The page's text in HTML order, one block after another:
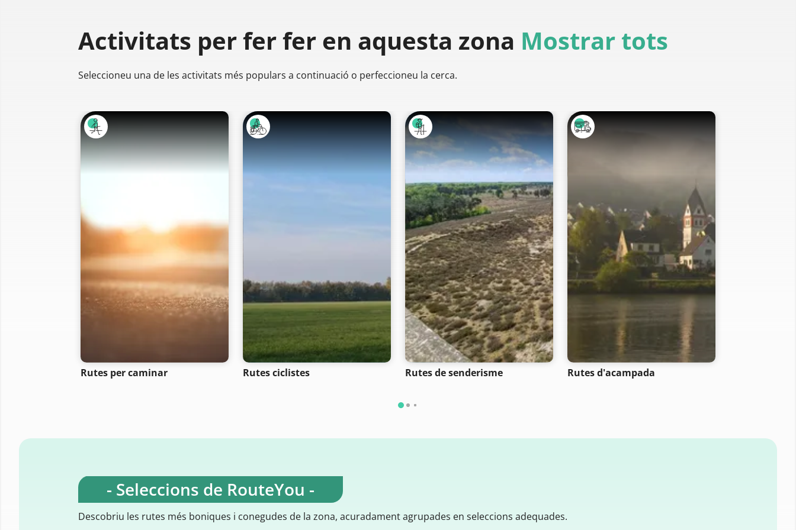
Activitats per ferfer en aquesta zona Mostrar tots
Seleccioneu una de les activitats més populars a continuació o perfeccioneu la cerca.
Rutes per caminar Rutes ciclistes Rutes de senderisme Rutes d'acampada
- Seleccions de RouteYou -
Descobriu les rutes més boniques i conegudes de la zona, acuradament agrupades en seleccions adequades.